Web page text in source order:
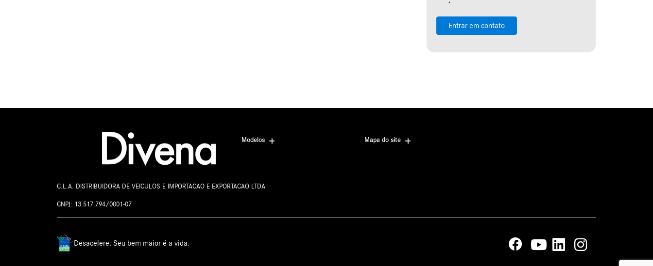
*
Entrar em contato
Modelos Mapa do site
C.L.A. DISTRIBUIDORA DE VEICULOS E IMPORTACAO E EXPORTACAO LTDA
CNPJ: 13.517.794/0001-07
Desacelere. Seu bem maior é a vida.